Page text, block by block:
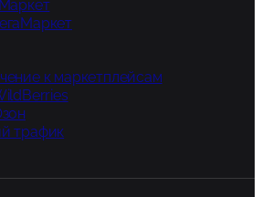
к маркетплейсам
трафик